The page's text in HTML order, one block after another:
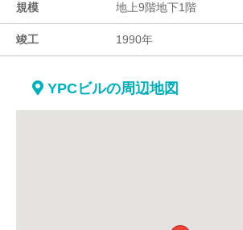
規模 地上9階地下1階
竣工 1990年
YPCビルの周辺地図